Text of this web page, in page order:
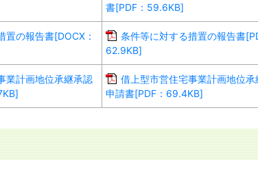
書[PDF：59.6KB]
置の報告書[DOCX：
条件等に対する措置の報告書
62.9KB]
業計画地位承継承認
借上型市営住宅事業計画地位承
申請書[PDF：69.4KB]